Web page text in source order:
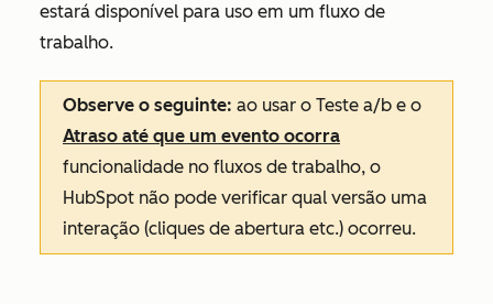
estará disponível para uso em um fluxo de
trabalho.
Observe o seguinte: ao usar o Teste a/b e o
Atraso até que um evento ocorra
funcionalidade no fluxos de trabalho, o
HubSpot não pode verificar qual versão uma
interação (cliques de abertura etc.) ocorreu.